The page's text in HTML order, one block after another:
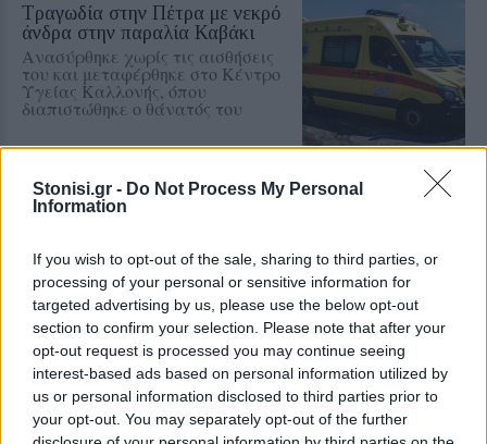
Stonisi.gr - Do Not Process My Personal
Information
If you wish to opt-out of the sale, sharing to third parties, or
processing of your personal or sensitive information for
targeted advertising by us, please use the below opt-out
section to confirm your selection. Please note that after your
opt-out request is processed you may continue seeing
interest-based ads based on personal information utilized by
us or personal information disclosed to third parties prior to
your opt-out. You may separately opt-out of the further
Τραγωδία στην Πέτρα με νεκρό
άνδρα στην παραλία Καβάκι
Ανασύρθηκε χωρίς τις αισθήσεις
του και μεταφέρθηκε στο Κέντρο
Υγείας Καλλονής, όπου
διαπιστώθηκε ο θάνατός του
ΧΩΡΙΑ
Η Θερμή γιόρτασε τους
Λέσβου
Λάδι και τυρί βρέθηκαν στο
επίκεντρο της γιορτής που
πραγματοποιήθηκε στο Δημοτικό
Σχολείο της Θερμής, στο πλαίσιο
του Taste Lesvos και του Λεσβιακού
Καλοκαιριού
ΠΟΛΙΤΙΚΗ
Στη Θεσσαλονίκη τα